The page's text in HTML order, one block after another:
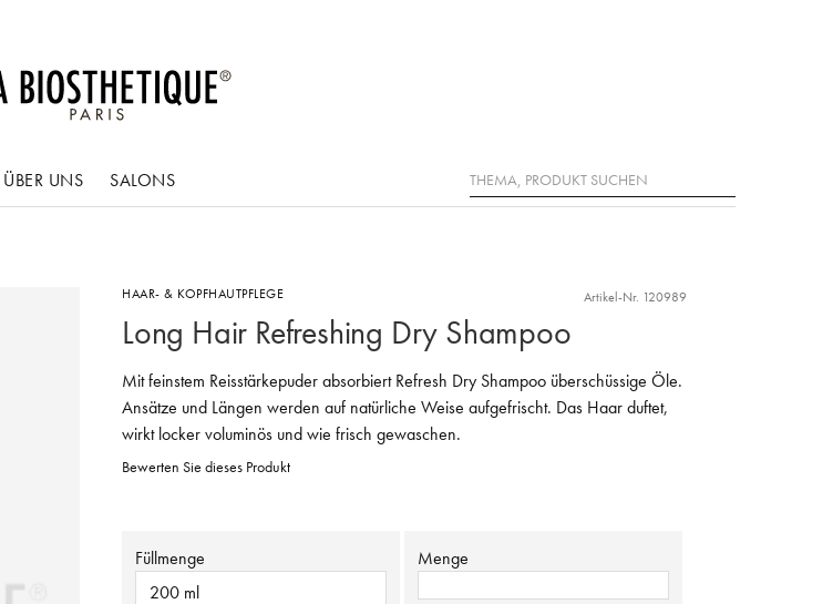
ÜBER UNS SALONS Suche
HAAR- & KOPFHAUTPFLEGE Artikel-Nr. 120989
Long Hair Refreshing Dry Shampoo
Mit feinstem Reisstärkepuder absorbiert Refresh Dry Shampoo überschüssige Öle.
Ansätze und Längen werden auf natürliche Weise aufgefrischt. Das Haar duftet,
wirkt locker voluminös und wie frisch gewaschen.
Bewerten Sie dieses Produkt
Füllmenge
200 ml
Menge